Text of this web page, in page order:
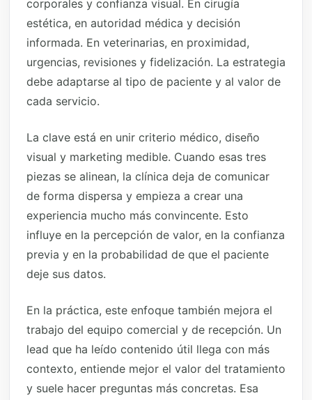
corporales y confianza visual. En cirugía
estética, en autoridad médica y decisión
informada. En veterinarias, en proximidad,
urgencias, revisiones y fidelización. La estrategia
debe adaptarse al tipo de paciente y al valor de
cada servicio.
La clave está en unir criterio médico, diseño
visual y marketing medible. Cuando esas tres
piezas se alinean, la clínica deja de comunicar
de forma dispersa y empieza a crear una
experiencia mucho más convincente. Esto
influye en la percepción de valor, en la confianza
previa y en la probabilidad de que el paciente
deje sus datos.
En la práctica, este enfoque también mejora el
trabajo del equipo comercial y de recepción. Un
lead que ha leído contenido útil llega con más
contexto, entiende mejor el valor del tratamiento
y suele hacer preguntas más concretas. Esa